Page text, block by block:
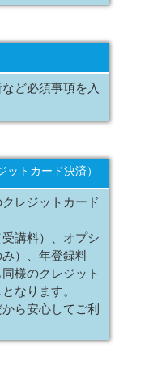
ど必須事項を入
トカード決済）
レジットカード
講料）、オプシ
）、年登録料
様のクレジット
なります。
ら安心してご利